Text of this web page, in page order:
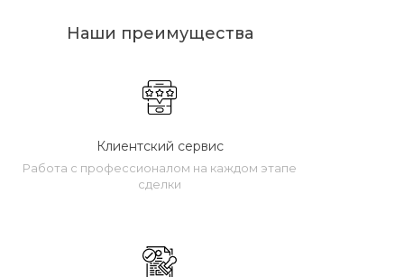
Наши преимущества
Клиентский сервис
Работа с профессионалом на каждом этапе
сделки